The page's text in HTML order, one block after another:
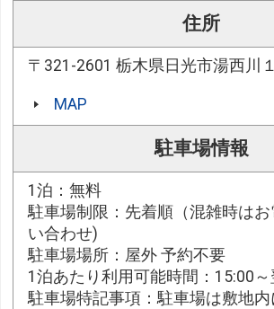
住所
〒321-2601 栃木県日光市湯西川
MAP
駐車場情報
1泊：無料
駐車場制限：先着順（混雑時は
い合わせ)
駐車場場所：屋外 予約不要
1泊あたり利用可能時間：15:00～
駐車場特記事項：駐車場は敷地内